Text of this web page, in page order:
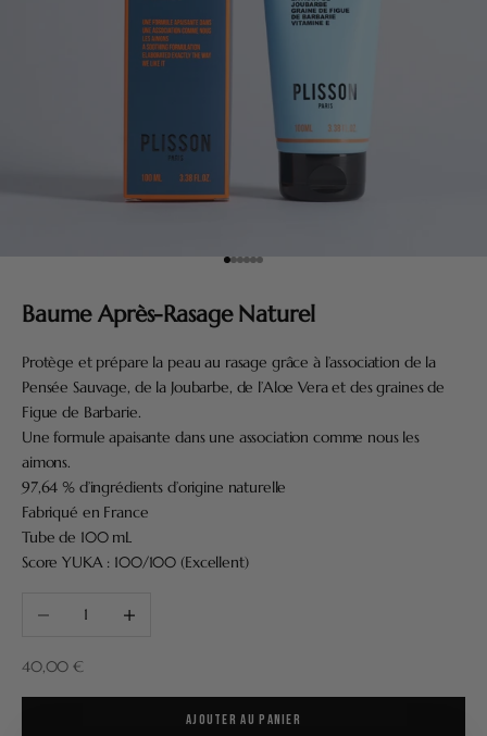
Aller à l'élément 1
Aller à l'élément 2
Aller à l'élément 3
Aller à l'élément 4
Aller à l'élément 5
Aller à l'élément 6
Baume Après-Rasage Naturel
Protège et prépare la peau au rasage grâce à l’association de la
Pensée Sauvage, de la Joubarbe, de l’Aloe Vera et des graines de
Figue de Barbarie.
Une formule apaisante dans une association comme nous les
aimons.
97,64 % d’ingrédients d’origine naturelle
Fabriqué en France
Tube de 100 mL
Score YUKA : 100/100 (Excellent)
Diminuer la quantité
Prix de vente
40,00 €
AJOUTER AU PANIER